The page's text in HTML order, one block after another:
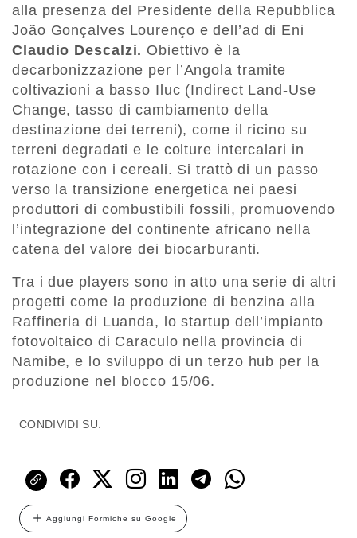
alla presenza del Presidente della Repubblica
João Gonçalves Lourenço e dell’ad di Eni
Claudio Descalzi. Obiettivo è la
decarbonizzazione per l’Angola tramite
coltivazioni a basso Iluc (Indirect Land-Use
Change, tasso di cambiamento della
destinazione dei terreni), come il ricino su
terreni degradati e le colture intercalari in
rotazione con i cereali. Si trattò di un passo
verso la transizione energetica nei paesi
produttori di combustibili fossili, promuovendo
l’integrazione del continente africano nella
catena del valore dei biocarburanti.
Tra i due players sono in atto una serie di altri
progetti come la produzione di benzina alla
Raffineria di Luanda, lo startup dell’impianto
fotovoltaico di Caraculo nella provincia di
Namibe, e lo sviluppo di un terzo hub per la
produzione nel blocco 15/06.
CONDIVIDI SU:
Aggiungi Formiche su Google